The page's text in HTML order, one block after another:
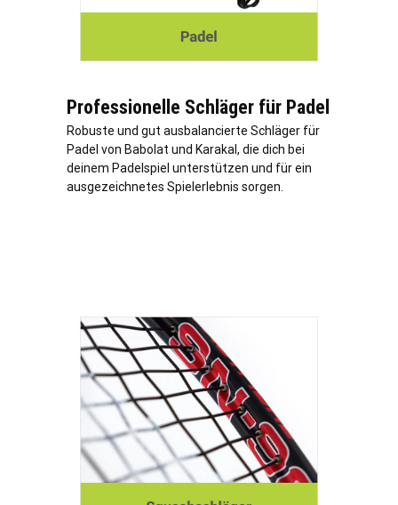
Professionelle Schläger für Padel
Robuste und gut ausbalancierte Schläger für
Padel von Babolat und Karakal, die dich bei
deinem Padelspiel unterstützen und für ein
ausgezeichnetes Spielerlebnis sorgen.